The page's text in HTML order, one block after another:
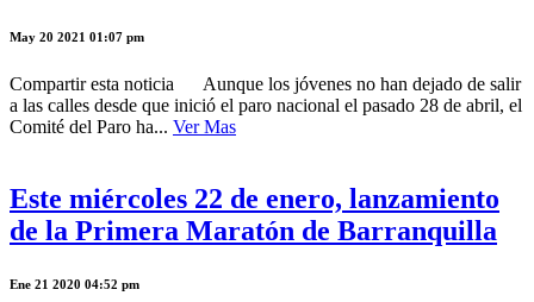
May 20 2021 01:07 pm
Compartir esta noticia Aunque los jóvenes no han dejado de salir
a las calles desde que inició el paro nacional el pasado 28 de abril, el
Comité del Paro ha... Ver Mas
Este miércoles 22 de enero, lanzamiento
de la Primera Maratón de Barranquilla
Ene 21 2020 04:52 pm